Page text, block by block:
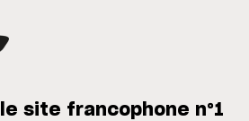
site francophone n°1